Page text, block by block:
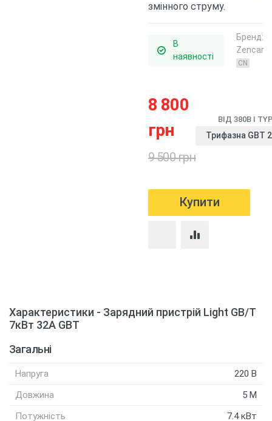
змінного струму.
В
наявності
Бренд:
Zencar
CN
8 800
грн
9 500 грн
ВІД 380В І
Трифазна GBT
Характеристики - Зарядний пристрій Light GB/T
7кВт 32А GBT
Загальні
Напруга
220 В
Довжина
5 M
Потужність
7.4 кВт